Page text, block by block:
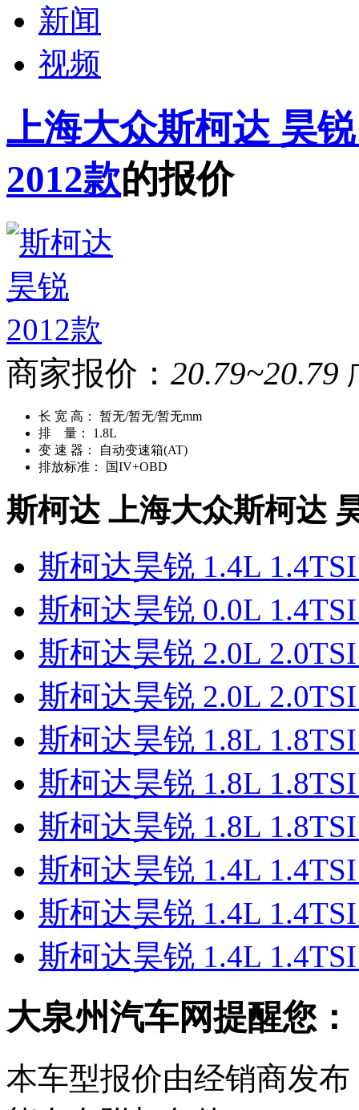
新闻
视频
上海大众斯柯达 昊
2012款的报价
商家报价： 20.79~20.79
长 宽 高：
暂无/暂无/暂无mm
排 量：
1.8L
变 速 器：
自动变速箱(AT)
排放标准：
国IV+OBD
斯柯达 上海大众斯柯达
斯柯达昊锐 1.4L
斯柯达昊锐 0.0L
斯柯达昊锐 2.0L
斯柯达昊锐 2.0L
斯柯达昊锐 1.8L
斯柯达昊锐 1.8L
斯柯达昊锐 1.8L
斯柯达昊锐 1.4L
斯柯达昊锐 1.4L
斯柯达昊锐 1.4L
大泉州汽车网提醒您：
本车型报价由经销商发